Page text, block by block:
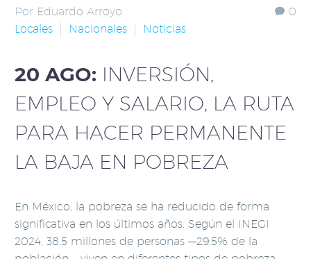
0
Por Eduardo Arroyo
Locales
Nacionales Noticias
20 AGO: INVERSIÓN,
EMPLEO Y SALARIO, LA RUTA
PARA HACER PERMANENTE
LA BAJA EN POBREZA
En México, la pobreza se ha reducido de forma
significativa en los últimos años. Según el INEGI
2024, 38.5 millones de personas —29.5% de la